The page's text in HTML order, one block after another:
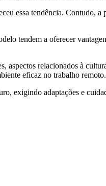
essa tendência. Contudo,
tendem a oferecer
aspectos relacionados à
eficaz no trabalho remoto.
exigindo adaptações e